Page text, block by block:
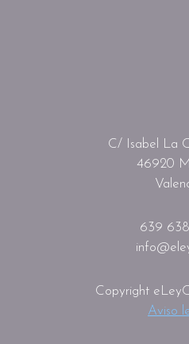
C/ Isabel La
46920
639
Copyright
Aviso